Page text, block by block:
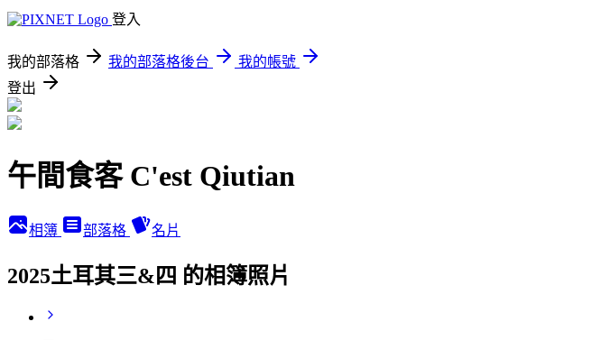
登入
我的部落格 我的部落格後台
我的帳號
登出
午間食客 C'est Qiutian
相簿 部落格 名片
2025土耳其三&四 的相簿照片